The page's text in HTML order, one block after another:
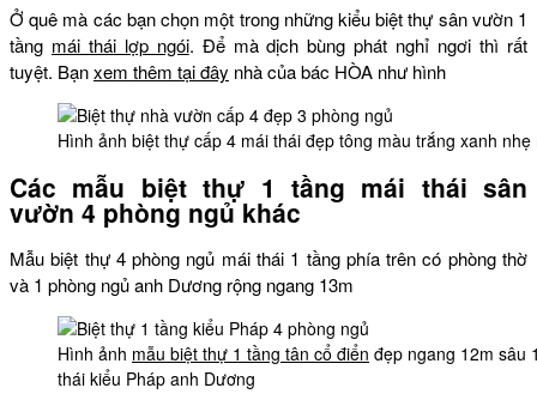
Ở quê mà các bạn chọn một trong những kiểu biệt thự sân vườn 1
tầng mái thái lợp ngói. Để mà dịch bùng phát nghỉ ngơi thì rất
tuyệt. Bạnxem thêm tại đây nhà của bác HÒA như hình
Hình ảnh biệt thự cấp 4 mái thái đẹp tông màu trắng xanh
Các mẫu biệt thự 1 tầng mái thái sân
vườn 4 phòng ngủ khác
Mẫu biệt thự 4 phòng ngủ mái thái 1 tầng phía trên có phòng thờ
và 1 phòng ngủ anh Dương rộng ngang 13m
Hình ảnh mẫu biệt thự 1 tầng tân cổ điển đẹp ngang 12m sâu
thái kiểu Pháp anh Dương